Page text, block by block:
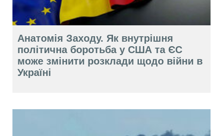
Анатомія Заходу. Як внутрішня
політична боротьба у США та ЄС
може змінити розклади щодо війни в
Україні